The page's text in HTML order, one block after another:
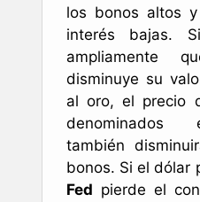
los bonos altos
interés bajas.
ampliamente
disminuye su
al oro, el precio
denominados
también
bonos. Si el dólar
Fed pierde el